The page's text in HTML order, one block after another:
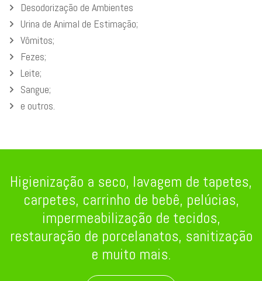
Desodorização de Ambientes
Urina de Animal de Estimação;
Vômitos;
Fezes;
Leite;
Sangue;
e outros.
Higienização a seco, lavagem de tapetes,
carpetes, carrinho de bebê, pelúcias,
impermeabilização de tecidos,
restauração de porcelanatos, sanitização
e muito mais.